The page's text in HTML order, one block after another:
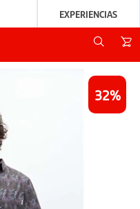
EXPERIENCIAS
32